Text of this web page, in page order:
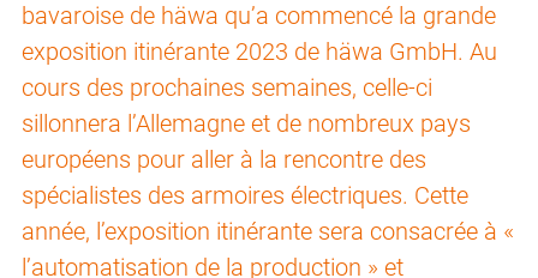
bavaroise de häwa qu’a commencé la grande
exposition itinérante 2023 de häwa GmbH. Au
cours des prochaines semaines, celle-ci
sillonnera l’Allemagne et de nombreux pays
européens pour aller à la rencontre des
spécialistes des armoires électriques. Cette
année, l’exposition itinérante sera consacrée à «
l’automatisation de la production » et